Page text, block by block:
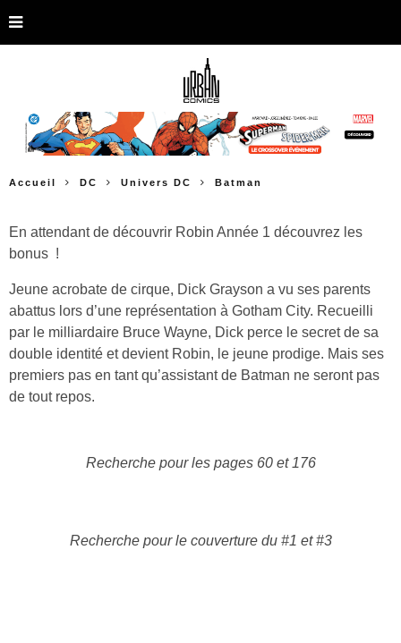
Accueil DC Univers DC Batman
En attendant de découvrir Robin Année 1 découvrez les
bonus !
Jeune acrobate de cirque, Dick Grayson a vu ses parents
abattus lors d’une représentation à Gotham City. Recueilli
par le milliardaire Bruce Wayne, Dick perce le secret de sa
double identité et devient Robin, le jeune prodige. Mais ses
premiers pas en tant qu’assistant de Batman ne seront pas
de tout repos.
Recherche pour les pages 60 et 176
Recherche pour le couverture du #1 et #3